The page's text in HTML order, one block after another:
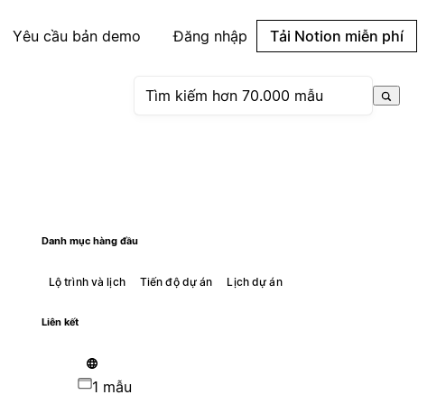
Yêu cầu bản demo Đăng nhập Tải Notion miễn phí
Danh mục hàng đầu
Lộ trình và lịch Tiến độ dự án Lịch dự án
Liên kết
1 mẫu